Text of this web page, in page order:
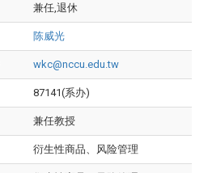
兼任,退休
陈威光
wkc@nccu.edu.tw
87141(系办)
兼任教授
衍生性商品、风险管理